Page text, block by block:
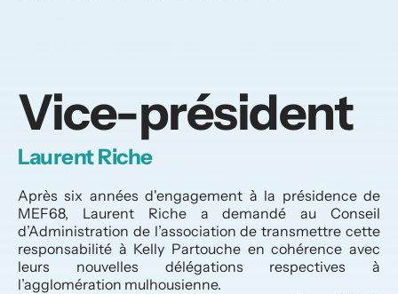
Vice-président
Laurent Riche
Après six années d'engagement à la présidence de
MEF68, Laurent Riche a demandé au Conseil
d’Administration de l’association de transmettre cette
responsabilité à Kelly Partouche en cohérence avec
leurs nouvelles délégations respectives à
l’agglomération mulhousienne.